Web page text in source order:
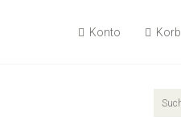
Konto Korb